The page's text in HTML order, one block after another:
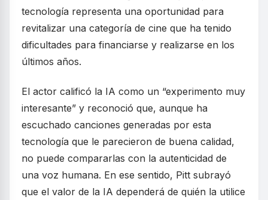
tecnología representa una oportunidad para
revitalizar una categoría de cine que ha tenido
dificultades para financiarse y realizarse en los
últimos años.
El actor calificó la IA como un “experimento muy
interesante” y reconoció que, aunque ha
escuchado canciones generadas por esta
tecnología que le parecieron de buena calidad,
no puede compararlas con la autenticidad de
una voz humana. En ese sentido, Pitt subrayó
que el valor de la IA dependerá de quién la utilice